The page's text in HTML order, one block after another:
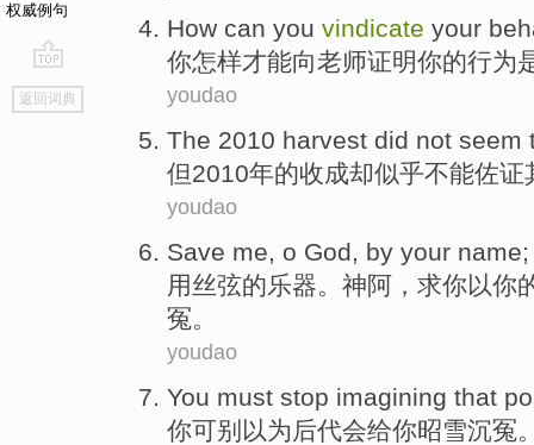
权威例句
go
top
返回词典
How can you vindicate your
你怎样才能向老师证明你的行为
youdao
The 2010 harvest did not seem
但2010年的收成却似乎不能佐证
youdao
Save me, o God, by your name
用丝弦的乐器。 神阿 ，求你以你
冤。
youdao
You must stop imagining that
你可别 以为 后代会给你昭雪沉冤